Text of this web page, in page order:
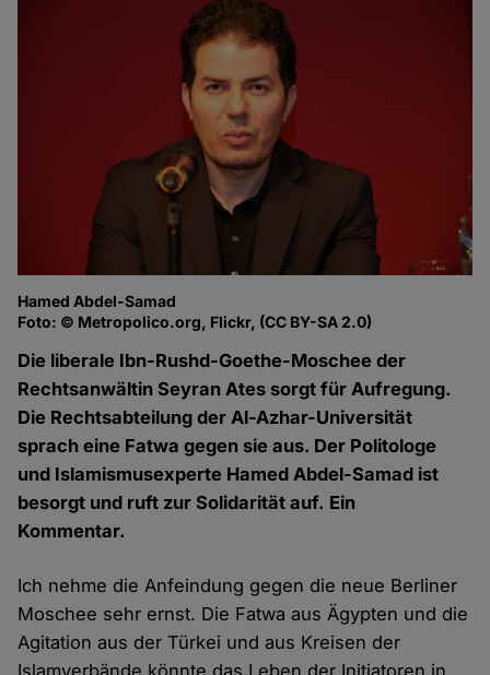
Hamed Abdel-Samad
Foto: © Metropolico.org, Flickr, (CC BY-SA 2.0)
Die liberale Ibn-Rushd-Goethe-Moschee der
Rechtsanwältin Seyran Ates sorgt für Aufregung.
Die Rechtsabteilung der Al-Azhar-Universität
sprach eine Fatwa gegen sie aus. Der Politologe
und Islamismusexperte Hamed Abdel-Samad ist
besorgt und ruft zur Solidarität auf. Ein
Kommentar.
Ich nehme die Anfeindung gegen die neue Berliner
Moschee sehr ernst. Die Fatwa aus Ägypten und die
Agitation aus der Türkei und aus Kreisen der